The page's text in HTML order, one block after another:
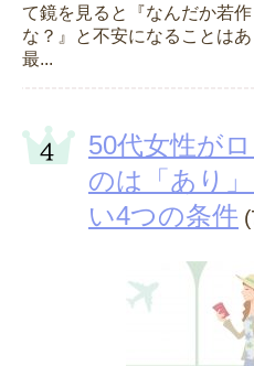
て鏡を見ると『なんだか若
な？』と不安になることは
最...
50代女性が
のは「あり
い4つの条件